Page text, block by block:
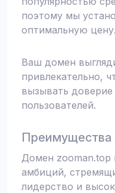
поэтому мы
оптимальную цену.
Ваш домен
привлекательно,
вызывать
пользователей.
Преимущества
Домен zooman.top
амбиций,
лидерство и